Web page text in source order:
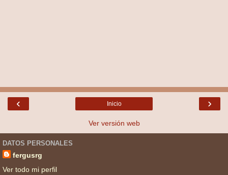
‹ ›
Inicio
Ver versión web
DATOS PERSONALES
fergusrg
Ver todo mi perfil